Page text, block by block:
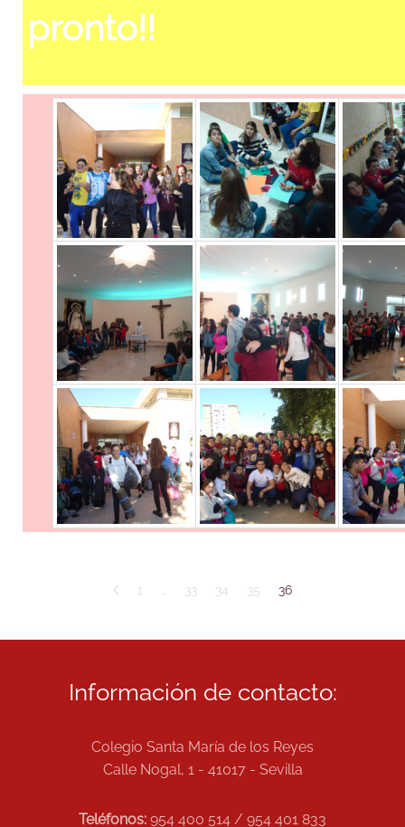
pronto!!
1 33 34 35 36
Información de contacto:
Colegio Santa María de los Reyes
Calle Nogal, 1 - 41017 - Sevilla
Teléfonos: 954 400 514 / 954 401 833